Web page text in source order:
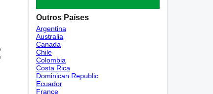
Outros Países
Argentina
Australia
Canada
Chile
Colombia
Costa Rica
Dominican Republic
Ecuador
France